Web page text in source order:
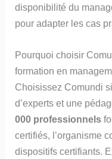
disponibilité du
pour adapter les cas
Pourquoi choisir
formation en
Choisissez Comundi
d’experts et une
000 professionnels
certifiés, l’organisme
dispositifs certifiants.